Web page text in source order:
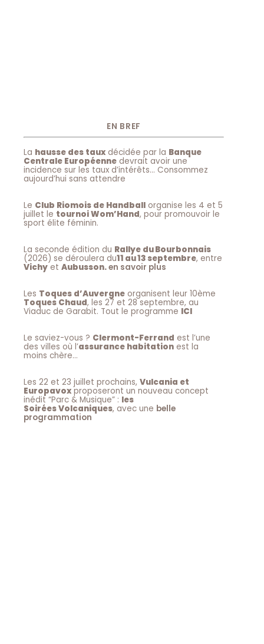
EN BREF
La hausse des taux décidée par la Banque
Centrale Européenne devrait avoir une
incidence sur les taux d’intérêts… Consommez
aujourd’hui sans attendre
Le Club Riomois de Handball organise les 4 et 5
juillet le tournoi Wom’Hand, pour promouvoir le
sport élite féminin.
La seconde édition du Rallye du Bourbonnais
(2026) se déroulera du11 au 13 septembre, entre
Vichy et Aubusson.en savoir plus
Les Toques d’Auvergne organisent leur 10ème
Toques Chaud, les 27 et 28 septembre, au
Viaduc de Garabit. Tout le programme ICI
Le saviez-vous ? Clermont-Ferrand est l’une
des villes où l’assurance habitation est la
moins chère…
Les 22 et 23 juillet prochains, Vulcania et
Europavoxproposeront un nouveau concept
inédit “Parc & Musique” : les
Soirées Volcaniques, avec une belle
programmation